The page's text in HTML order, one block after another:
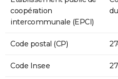
coopération
intercommunale (EPCI)
Code postal (CP)
Code Insee